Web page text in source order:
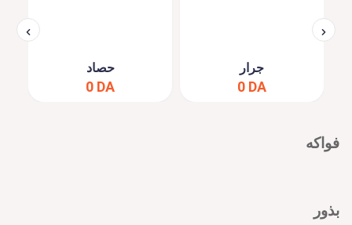
حصاد
0 DA
جرار
0 DA
فواكه
بذور